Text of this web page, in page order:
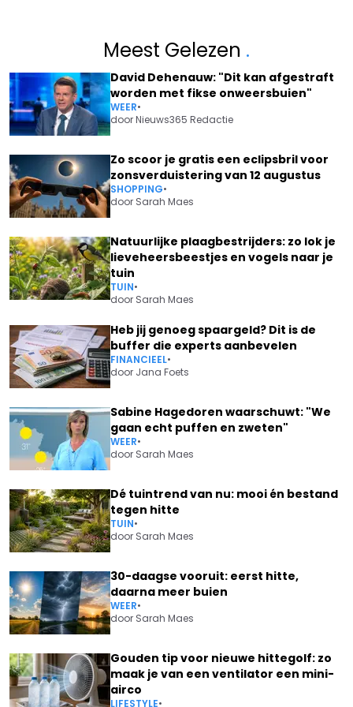
Meest Gelezen .
David Dehenauw: "Dit kan afgestraft
worden met fikse onweersbuien"
WEER•
doorNieuws365 Redactie
Zo scoor je gratis een eclipsbril voor
zonsverduistering van 12 augustus
SHOPPING•
door Sarah Maes
Natuurlijke plaagbestrijders: zo lok je
lieveheersbeestjes en vogels naar je
tuin
TUIN•
door Sarah Maes
Heb jij genoeg spaargeld? Dit is de
buffer die experts aanbevelen
FINANCIEEL•
door Jana Foets
Sabine Hagedoren waarschuwt: "We
gaan echt puffen en zweten"
WEER•
door Sarah Maes
Dé tuintrend van nu: mooi én bestand
tegen hitte
TUIN•
door Sarah Maes
30-daagse vooruit: eerst hitte,
daarna meer buien
WEER•
door Sarah Maes
Gouden tip voor nieuwe hittegolf: zo
maak je van een ventilator een mini-
airco
LIFESTYLE•